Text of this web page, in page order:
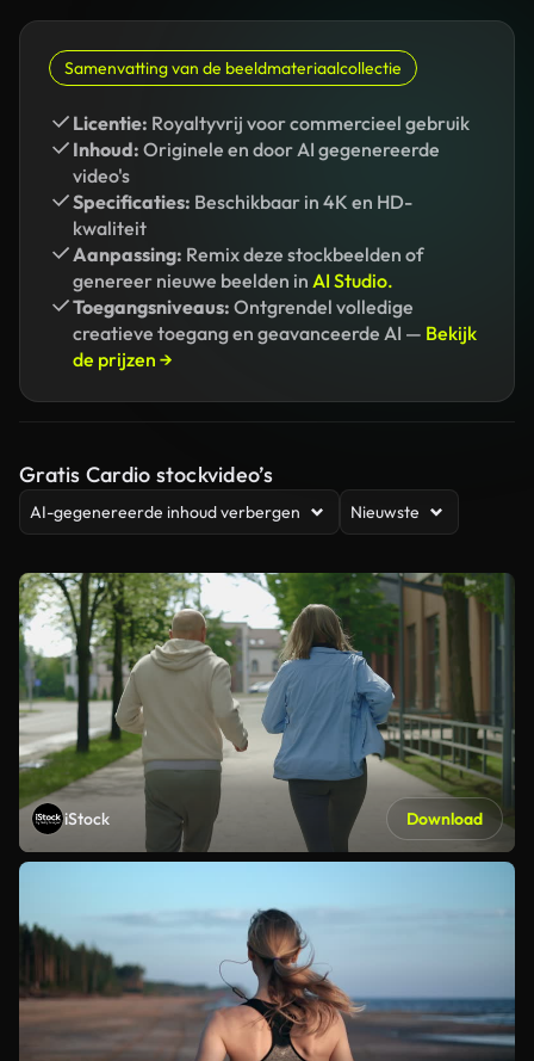
Samenvatting van de beeldmateriaalcollectie
Licentie: Royaltyvrij voor commercieel gebruik
Inhoud: Originele en door AI gegenereerde
video's
Specificaties: Beschikbaar in 4K en HD-
kwaliteit
Aanpassing: Remix deze stockbeelden of
genereer nieuwe beelden in AI Studio.
Toegangsniveaus: Ontgrendel volledige
creatieve toegang en geavanceerde AI — Bekijk
de prijzen →
Gratis Cardio stockvideo’s
AI-gegenereerde inhoud verbergen Nieuwste
iStock Download